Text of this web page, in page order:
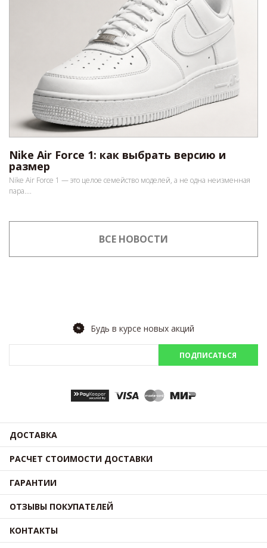
Nike Air Force 1: как выбрать версию и
размер
Nike Air Force 1 — это целое семейство моделей, а не одна неизменная
пара....
ВСЕ НОВОСТИ
Будь в курсе новых акций
ПОДПИСАТЬСЯ
ДОСТАВКА
РАСЧЕТ СТОИМОСТИ ДОСТАВКИ
ГАРАНТИИ
ОТЗЫВЫ ПОКУПАТЕЛЕЙ
КОНТАКТЫ